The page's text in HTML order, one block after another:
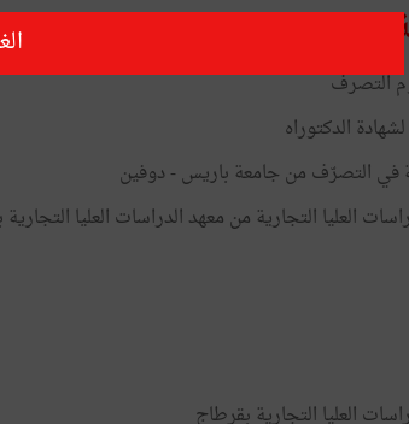
التصرف
الدكتوراه
في التصرّف من جامعة باريس - دوفين
العليا التجارية من معهد الدراسات العليا
العليا التجارية بقرطاج